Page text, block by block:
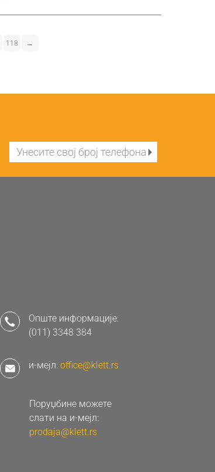
118 →
Опште информације:
(011) 3348 384
и-мејл: office@klett.rs
Поруџбине можете
слати на и-мејл:
prodaja@klett.rs